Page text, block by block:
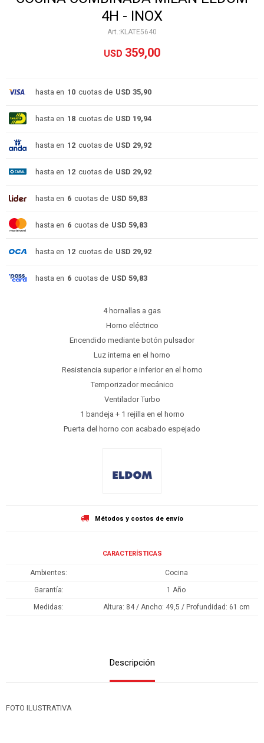
4H - INOX
KLATE5640
USD 359,00
hasta en 10 cuotas de USD 35,90
hasta en 18 cuotas de USD 19,94
hasta en 12 cuotas de USD 29,92
hasta en 12 cuotas de USD 29,92
hasta en 6 cuotas de USD 59,83
hasta en 6 cuotas de USD 59,83
hasta en 12 cuotas de USD 29,92
hasta en 6 cuotas de USD 59,83
4 hornallas a gas
Horno eléctrico
Encendido mediante botón pulsador
Luz interna en el horno
Resistencia superior e inferior en el horno
Temporizador mecánico
Ventilador Turbo
1 bandeja + 1 rejilla en el horno
Puerta del horno con acabado espejado
Métodos y costos de envío
CARACTERÍSTICAS
Ambientes Cocina
Garantía 1 Año
Medidas Altura: 84 / Ancho: 49,5 / Profundidad: 61 cm
Descripción
FOTO ILUSTRATIVA